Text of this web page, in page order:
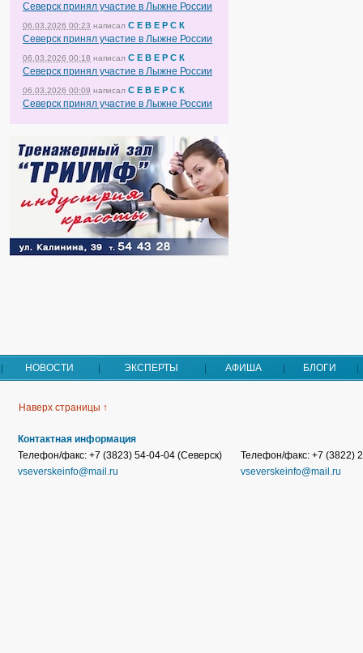
Северск принял участие в Лыжне России
06.03.2026 00:23 написал С Е В Е Р С К
Северск принял участие в Лыжне России
06.03.2026 00:18 написал С Е В Е Р С К
Северск принял участие в Лыжне России
06.03.2026 00:09 написал С Е В Е Р С К
Северск принял участие в Лыжне России
НОВОСТИ ЭКСПЕРТЫ АФИША БЛОГИ
Наверх страницы ↑
Контактная информация
Телефон/факс: +7 (3823) 54-04-04 (Северск)
vseverskeinfo@mail.ru
Телефон/факс: +7 (3822)
vseverskeinfo@mail.ru